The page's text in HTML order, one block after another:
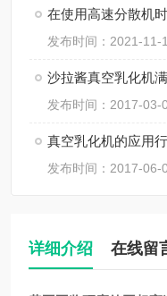
在使用高速分散机
发布时间：2021-11-
沙拉酱真空乳化机
发布时间：2017-03-
真空乳化机的应用
发布时间：2017-06-
详细介绍 在线留